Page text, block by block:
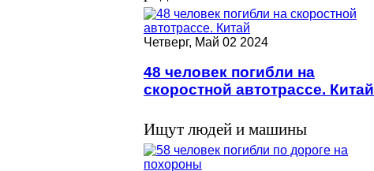
Четверг, Май 02 2024
48 человек погибли на
скоростной автотрассе. Китай
Ищут людей и машины